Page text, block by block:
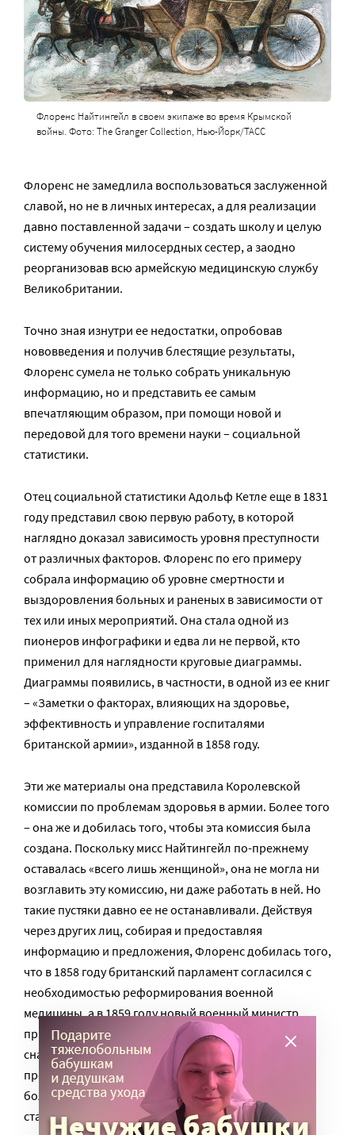
Флоренс Найтингейл в своем экипаже во время Крымской
войны. Фото: The Granger Collection, Нью-Йорк/ТАСС
Флоренс не замедлила воспользоваться заслуженной
славой, но не в личных интересах, а для реализации
давно поставленной задачи – создать школу и целую
систему обучения милосердных сестер, а заодно
реорганизовав всю армейскую медицинскую службу
Великобритании.
Точно зная изнутри ее недостатки, опробовав
нововведения и получив блестящие результаты,
Флоренс сумела не только собрать уникальную
информацию, но и представить ее самым
впечатляющим образом, при помощи новой и
передовой для того времени науки – социальной
статистики.
Отец социальной статистики Адольф Кетле еще в 1831
году представил свою первую работу, в которой
наглядно доказал зависимость уровня преступности
от различных факторов. Флоренс по его примеру
собрала информацию об уровне смертности и
выздоровления больных и раненых в зависимости от
тех или иных мероприятий. Она стала одной из
пионеров инфографики и едва ли не первой, кто
применил для наглядности круговые диаграммы.
Диаграммы появились, в частности, в одной из ее книг
– «Заметки о факторах, влияющих на здоровье,
эффективность и управление госпиталями
британской армии», изданной в 1858 году.
Эти же материалы она представила Королевской
комиссии по проблемам здоровья в армии. Более того
– она же и добилась того, чтобы эта комиссия была
создана. Поскольку мисс Найтингейл по-прежнему
оставалась «всего лишь женщиной», она не могла ни
возглавить эту комиссию, ни даже работать в ней. Но
такие пустяки давно ее не останавливали. Действуя
через других лиц, собирая и предоставляя
информацию и предложения, Флоренс добилась того,
что в 1858 году британский парламент согласился с
необходимостью реформирования военной
медицины, а в 1859 году новый военный министр
принял конкретные предложения Найтингейл:
снабдить больницы вентиляцией и канализацией,
проводить обязательную подготовку всего
больничного персонала и вести обязательную
статистику в каждой больнице.